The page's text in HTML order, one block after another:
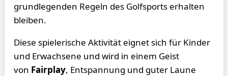
grundlegenden Regeln des Golfsports erhalten
bleiben.
Diese spielerische Aktivität eignet sich für Kinder
und Erwachsene und wird in einem Geist
von Fairplay, Entspannung und guter Laune